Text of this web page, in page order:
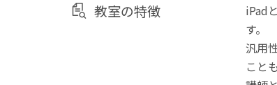
教室の特徴
iPad
す。
汎用
こと